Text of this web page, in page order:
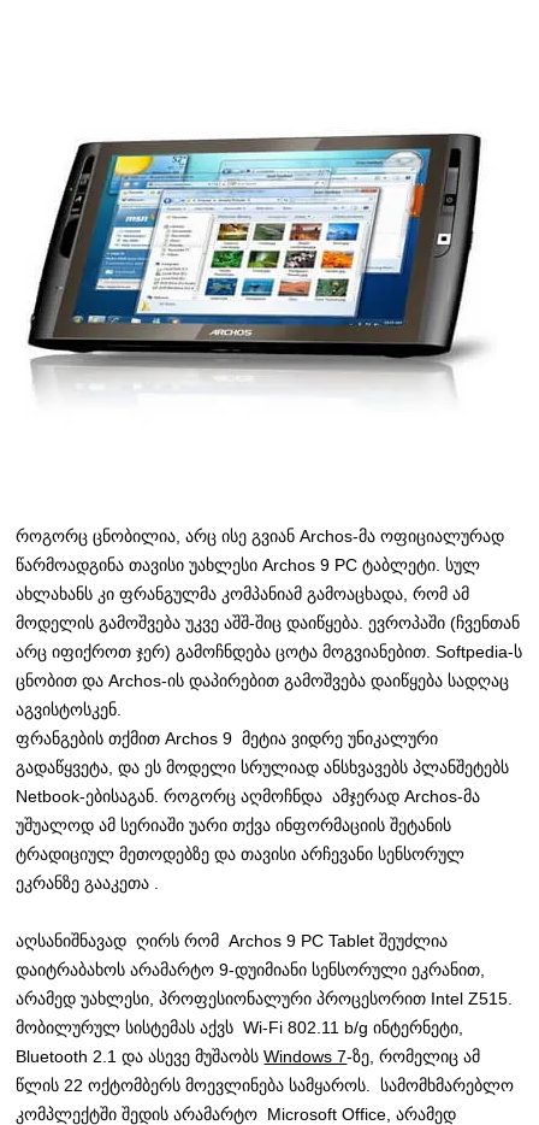
როგორც ცნობილია, არც ისე გვიან Archos-მა ოფიციალურად
წარმოადგინა თავისი უახლესი Archos 9 PC ტაბლეტი. სულ
ახლახანს კი ფრანგულმა კომპანიამ გამოაცხადა, რომ ამ
მოდელის გამოშვება უკვე აშშ-შიც დაიწყება. ევროპაში (ჩვენთან
არც იფიქროთ ჯერ) გამოჩნდება ცოტა მოგვიანებით. Softpedia-ს
ცნობით და Archos-ის დაპირებით გამოშვება დაიწყება სადღაც
აგვისტოსკენ.
ფრანგების თქმით Archos 9 მეტია ვიდრე უნიკალური
გადაწყვეტა, და ეს მოდელი სრულიად ანსხვავებს პლანშეტებს
Netbook-ებისაგან. როგორც აღმოჩნდა ამჯერად Archos-მა
უშუალოდ ამ სერიაში უარი თქვა ინფორმაციის შეტანის
ტრადიციულ მეთოდებზე და თავისი არჩევანი სენსორულ
ეკრანზე გააკეთა .
აღსანიშნავად ღირს რომ Archos 9 PC Tablet შეუძლია
დაიტრაბახოს არამარტო 9-დუიმიანი სენსორული ეკრანით,
არამედ უახლესი, პროფესიონალური პროცესორით Intel Z515.
მობილურულ სისტემას აქვს Wi-Fi 802.11 b/g ინტერნეტი,
Bluetooth 2.1 და ასევე მუშაობსWindows 7-ზე, რომელიც ამ
წლის 22 ოქტომბერს მოევლინება სამყაროს. სამომხმარებლო
კომპლექტში შედის არამარტო Microsoft Office, არამედ